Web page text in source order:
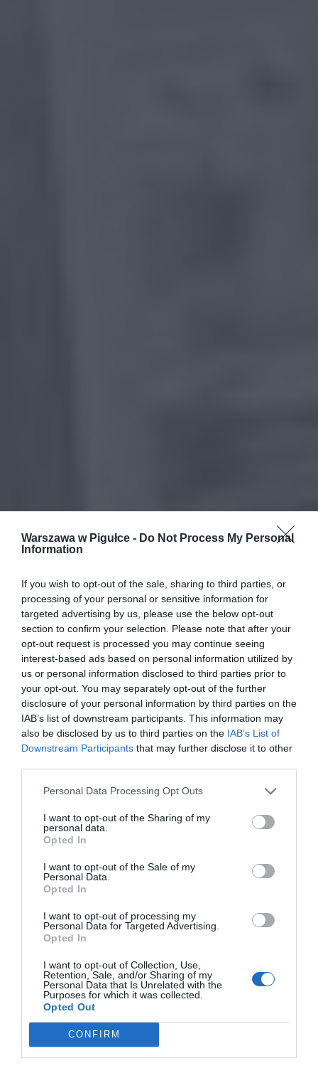
Warszawa w Pigułce - Do Not Process My Personal
Information
If you wish to opt-out of the sale, sharing to third parties, or
processing of your personal or sensitive information for
targeted advertising by us, please use the below opt-out
section to confirm your selection. Please note that after your
opt-out request is processed you may continue seeing
interest-based ads based on personal information utilized by
us or personal information disclosed to third parties prior to
your opt-out. You may separately opt-out of the further
disclosure of your personal information by third parties on the
IAB’s list of downstream participants. This information may
also be disclosed by us to third parties on the IAB’s List of
Downstream Participants that may further disclose it to other
Personal Data Processing Opt Outs
I want to opt-out of the Sharing of my
personal data.
Opted In
I want to opt-out of the Sale of my
Personal Data.
Opted In
I want to opt-out of processing my
Personal Data for Targeted Advertising.
Opted In
I want to opt-out of Collection, Use,
Retention, Sale, and/or Sharing of my
Personal Data that Is Unrelated with the
Purposes for which it was collected.
Opted Out
CONFIRM